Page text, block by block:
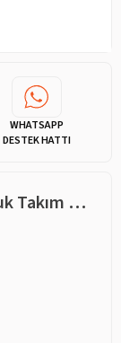
WHATSAPP
DESTEK HATTI
Celira Kahverengi İkili Erkek Çocuk Takım 2Y,3Y,4Y,5Y